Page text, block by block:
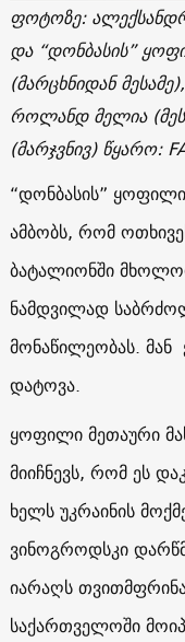
ფოტოზე:
და “დონბასის”
(მარცხნიდან
როლანდ მელია
(მარჯვნივ) წყარო:
“დონბასის”
ამბობს, რომ
ბატალიონში
ნამდვილად
მონაწილეობას.
დატოვა.
ყოფილი მეთაური
მიიჩნევს, რომ ეს
ხელს უკრაინის
ვინოგროდსკი
იარაღს
საქართველოში